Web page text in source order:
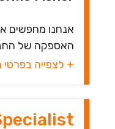
האספקה של
+ לצפייה